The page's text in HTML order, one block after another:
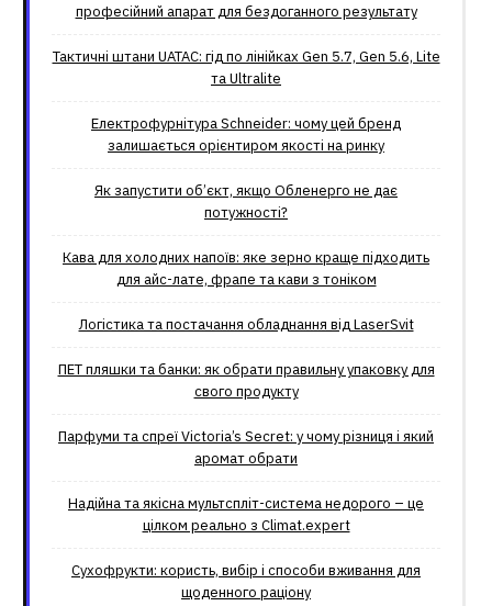
професійний апарат для бездоганного результату
Тактичні штани UATAC: гід по лінійках Gen 5.7, Gen 5.6, Lite
та Ultralite
Електрофурнітура Schneider: чому цей бренд
залишається орієнтиром якості на ринку
Як запустити об’єкт, якщо Обленерго не дає
потужності?
Кава для холодних напоїв: яке зерно краще підходить
для айс-лате, фрапе та кави з тоніком
Логістика та постачання обладнання від LaserSvit
ПЕТ пляшки та банки: як обрати правильну упаковку для
свого продукту
Парфуми та спреї Victoria’s Secret: у чому різниця і який
аромат обрати
Надійна та якісна мультспліт-система недорого – це
цілком реально з Climat.еxpert
Сухофрукти: користь, вибір і способи вживання для
щоденного раціону